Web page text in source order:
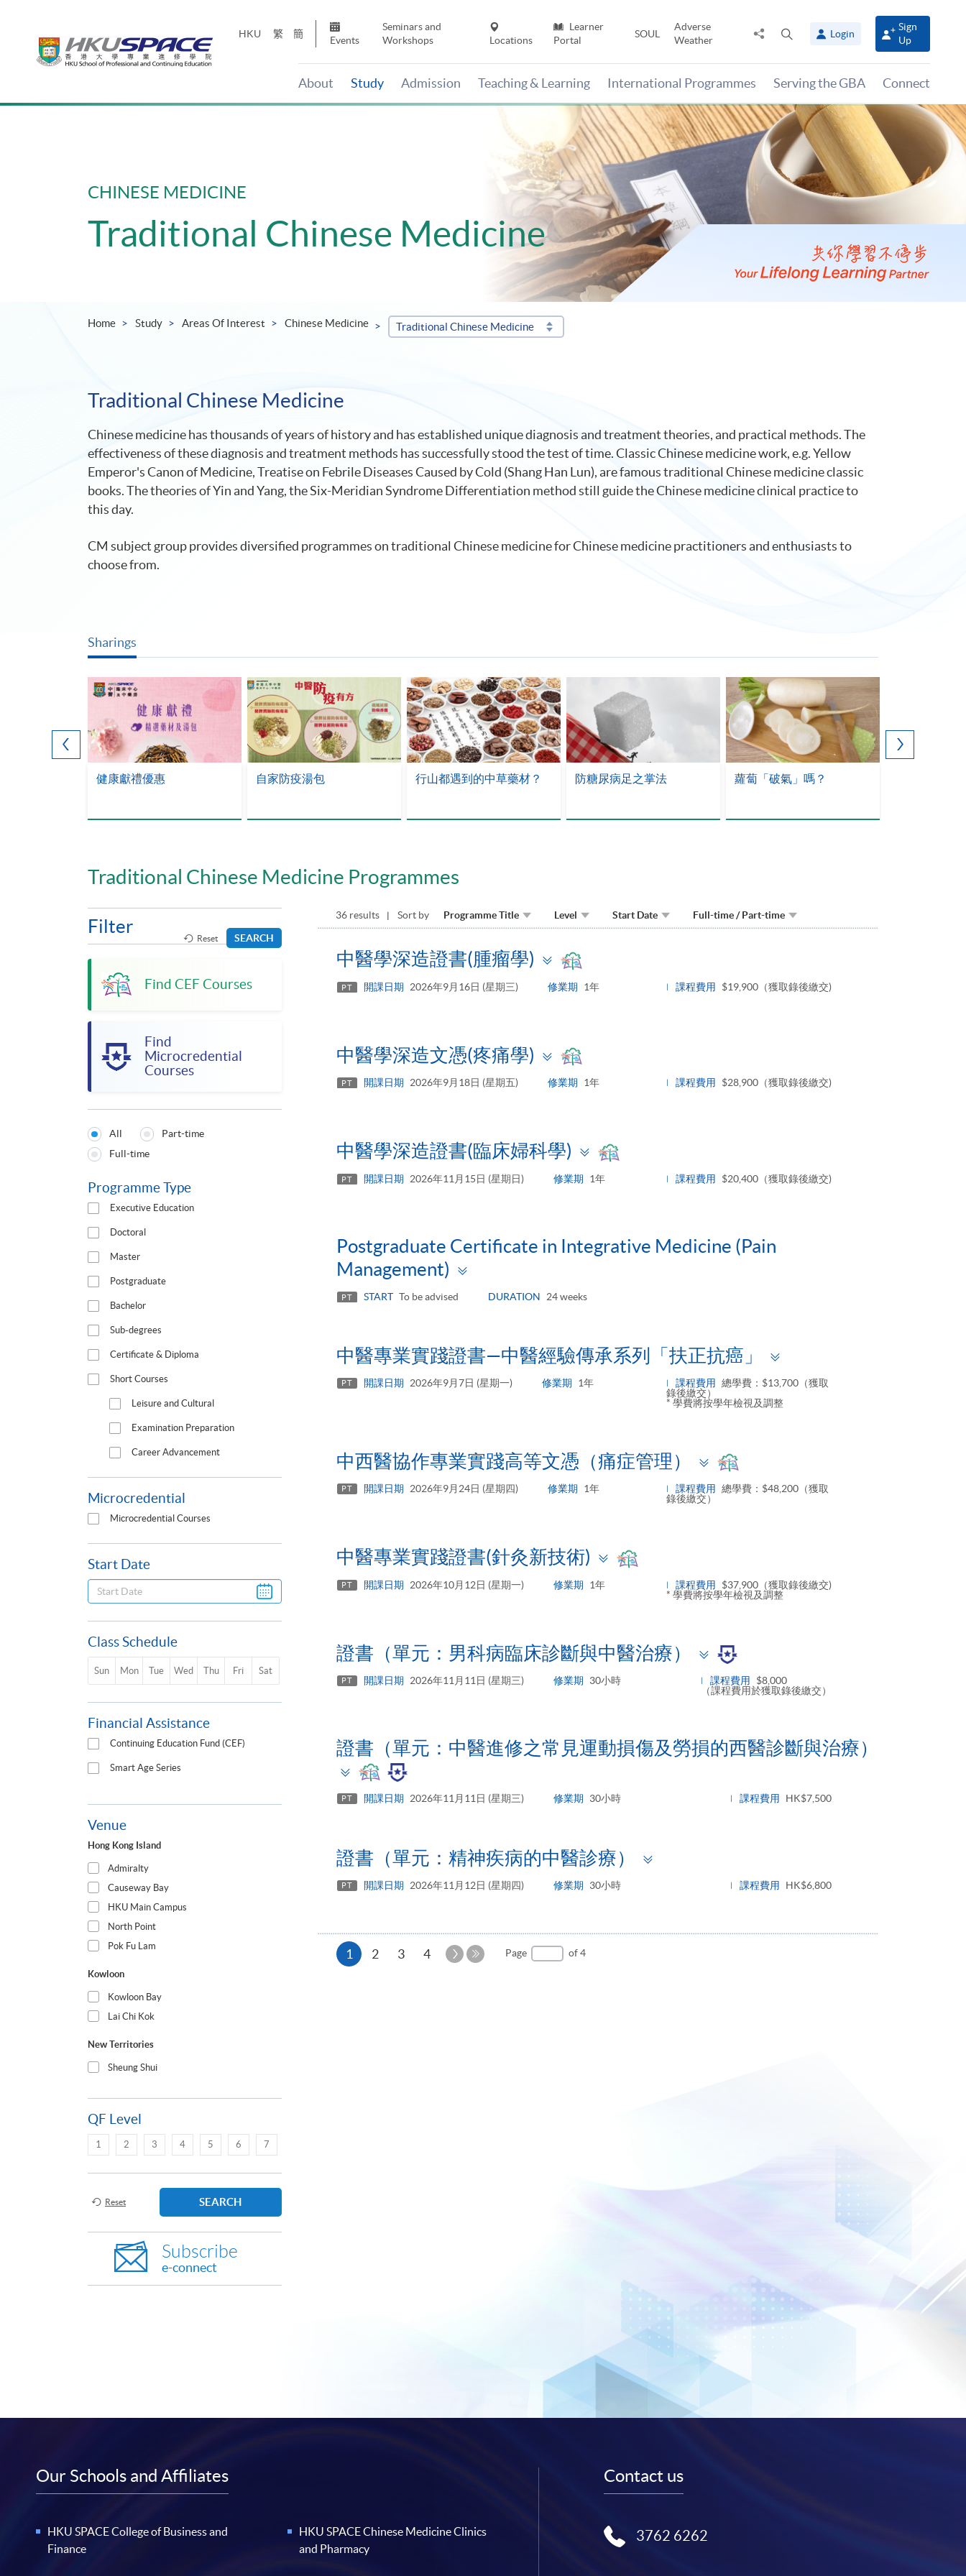
HKU 繁 簡
Events
Seminars and
Workshops
Locations
Learner
Portal
SOUL
Adverse
Weather
Share
panel
Login
Sign
Up
About Study Admission Teaching & Learning International Programmes Serving the GBA Connect
Main
CHINESE MEDICINE
Traditional Chinese Medicine
Home Study Areas Of Interest Chinese Medicine Traditional Chinese Medicine
Traditional Chinese Medicine
Chinese medicine has thousands of years of history and has established unique diagnosis and treatment theories, and practical methods. The
effectiveness of these diagnosis and treatment methods has successfully stood the test of time. Classic Chinese medicine work, e.g. Yellow
Emperor's Canon of Medicine, Treatise on Febrile Diseases Caused by Cold (Shang Han Lun), are famous traditional Chinese medicine classic
books. The theories of Yin and Yang, the Six-Meridian Syndrome Differentiation method still guide the Chinese medicine clinical practice to
this day.
CM subject group provides diversified programmes on traditional Chinese medicine for Chinese medicine practitioners and enthusiasts to
choose from.
Sharings
健康獻禮優惠 自家防疫湯包 行山都遇到的中草藥材？ 防糖尿病足之掌法 蘿蔔「破氣」嗎？
Traditional Chinese Medicine Programmes
Filter
Find CEF Courses
Find
Microcredential
Courses
Reset SEARCH
Programmes
Type
All
Part-time
Full-time
Programme Type
Executive Education
Doctoral
Master
Postgraduate
Bachelor
Sub-degrees
Certificate & Diploma
Short Courses
Leisure and Cultural
Examination Preparation
Career Advancement
Microcredential
Microcredential Courses
Start Date
Class Schedule
Sun Mon Tue Wed Thu Fri Sat
Financial Assistance
Continuing Education Fund (CEF)
Smart Age Series
Venue
Hong Kong Island
Admiralty
Causeway Bay
HKU Main Campus
North Point
Pok Fu Lam
Kowloon
Kowloon Bay
Lai Chi Kok
New Territories
Sheung Shui
QF Level
1 2 3 4 5 6 7
Reset SEARCH
Subscribe
e-connect
36 results Sort by Programme Title Level Start Date Full-time / Part-time
中醫學深造證書(腫瘤學)
Toggle
panel
PT 開課日期 2026年9月16日 (星期三) 修業期 1年 課程費用 $19,900（獲取錄後繳交)
中醫學深造文憑(疼痛學)
Toggle
panel
PT 開課日期 2026年9月18日 (星期五) 修業期 1年 課程費用 $28,900（獲取錄後繳交)
中醫學深造證書(臨床婦科學)
Toggle
panel
PT 開課日期 2026年11月15日 (星期日) 修業期 1年 課程費用 $20,400（獲取錄後繳交)
Postgraduate Certificate in Integrative Medicine (Pain
Management)
panel
PT START To be advised DURATION 24 weeks
中醫專業實踐證書—中醫經驗傳承系列「扶正抗癌」
panel
PT 開課日期 2026年9月7日 (星期一) 修業期 1年 課程費用
總學費：$13,700（獲取
錄後繳交）
* 學費將按學年檢視及調整
中西醫協作專業實踐高等文憑（痛症管理）
Toggle
panel
PT 開課日期 2026年9月24日 (星期四) 修業期 1年 課程費用
總學費：$48,200（獲取
錄後繳交）
中醫專業實踐證書(針灸新技術)
Toggle
PT 開課日期 2026年10月12日 (星期一) 修業期 1年 課程費用
$37,900（獲取錄後繳交)
* 學費將按學年檢視及調整
證書（單元：男科病臨床診斷與中醫治療）
Toggle
panel
PT 開課日期 2026年11月11日 (星期三) 修業期 30小時 課程費用
$8,000
（課程費用於獲取錄後繳交）
證書（單元：中醫進修之常見運動損傷及勞損的西醫診斷與治療）
Toggle
panel
PT 開課日期 2026年11月11日 (星期三) 修業期 30小時 課程費用 HK$7,500
證書（單元：精神疾病的中醫診療）
PT 開課日期 2026年11月12日 (星期四) 修業期 30小時 課程費用 HK$6,800
1 Current
2 3 4
Next
Page of 4
Our Schools and Affiliates
HKU SPACE College of Business and
Finance
HKU SPACE Chinese Medicine Clinics
and Pharmacy
Contact us
3762 6262